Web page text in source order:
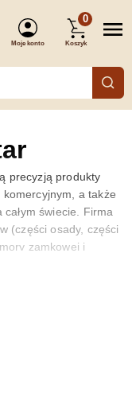
Moje konto
0
Koszyk
precyzją produkty
a także
świecie. Firma
(części osady, części
zamkowej i